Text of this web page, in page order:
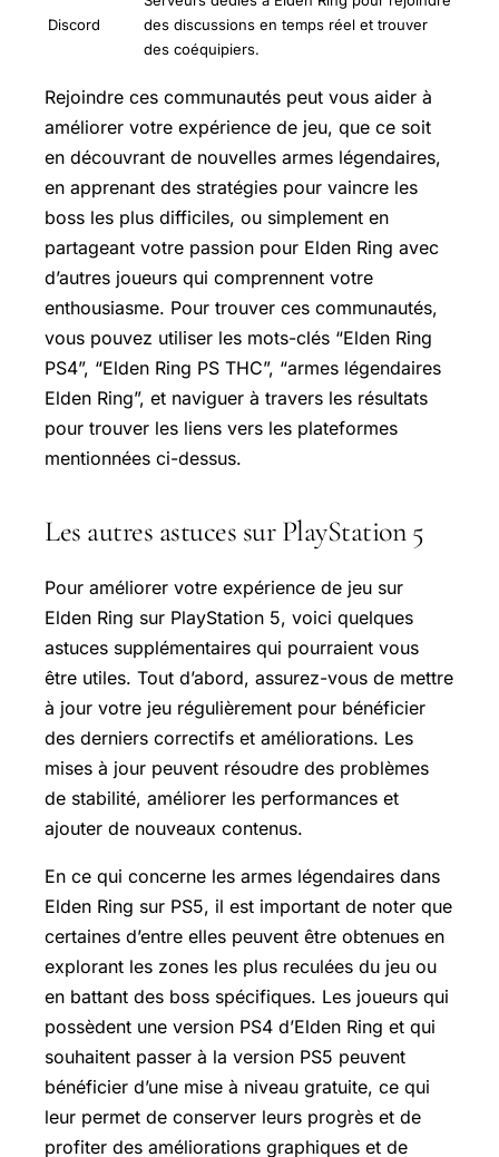
Discord
des discussions en temps réel et trouver
des coéquipiers.
Rejoindre ces communautés peut vous aider à
améliorer votre expérience de jeu, que ce soit
en découvrant de nouvelles armes légendaires,
en apprenant des stratégies pour vaincre les
boss les plus difficiles, ou simplement en
partageant votre passion pour Elden Ring avec
d’autres joueurs qui comprennent votre
enthousiasme. Pour trouver ces communautés,
vous pouvez utiliser les mots-clés “Elden Ring
PS4”, “Elden Ring PS THC”, “armes légendaires
Elden Ring”, et naviguer à travers les résultats
pour trouver les liens vers les plateformes
mentionnées ci-dessus.
Les autres astuces sur PlayStation 5
Pour améliorer votre expérience de jeu sur
Elden Ring sur PlayStation 5, voici quelques
astuces supplémentaires qui pourraient vous
être utiles. Tout d’abord, assurez-vous de mettre
à jour votre jeu régulièrement pour bénéficier
des derniers correctifs et améliorations. Les
mises à jour peuvent résoudre des problèmes
de stabilité, améliorer les performances et
ajouter de nouveaux contenus.
En ce qui concerne les armes légendaires dans
Elden Ring sur PS5, il est important de noter que
certaines d’entre elles peuvent être obtenues en
explorant les zones les plus reculées du jeu ou
en battant des boss spécifiques. Les joueurs qui
possèdent une version PS4 d’Elden Ring et qui
souhaitent passer à la version PS5 peuvent
bénéficier d’une mise à niveau gratuite, ce qui
leur permet de conserver leurs progrès et de
profiter des améliorations graphiques et de